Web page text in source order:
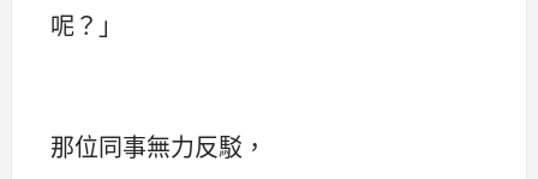
呢？」
那位同事無力反駁，